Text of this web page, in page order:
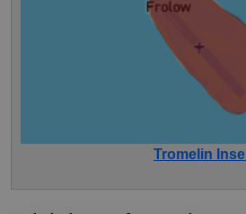
Tromelin Insel